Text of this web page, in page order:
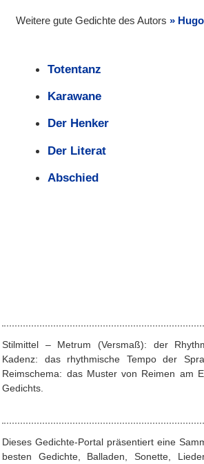
Weitere gute Gedichte des Autors
Totentanz
Karawane
Der Henker
Der Literat
Abschied
Stilmittel – Metrum (Versmaß): der
Kadenz: das rhythmische Tempo der
Reimschema: das Muster von Reimen am
Gedichts.
Dieses Gedichte-Portal präsentiert eine
besten Gedichte, Balladen, Sonette,